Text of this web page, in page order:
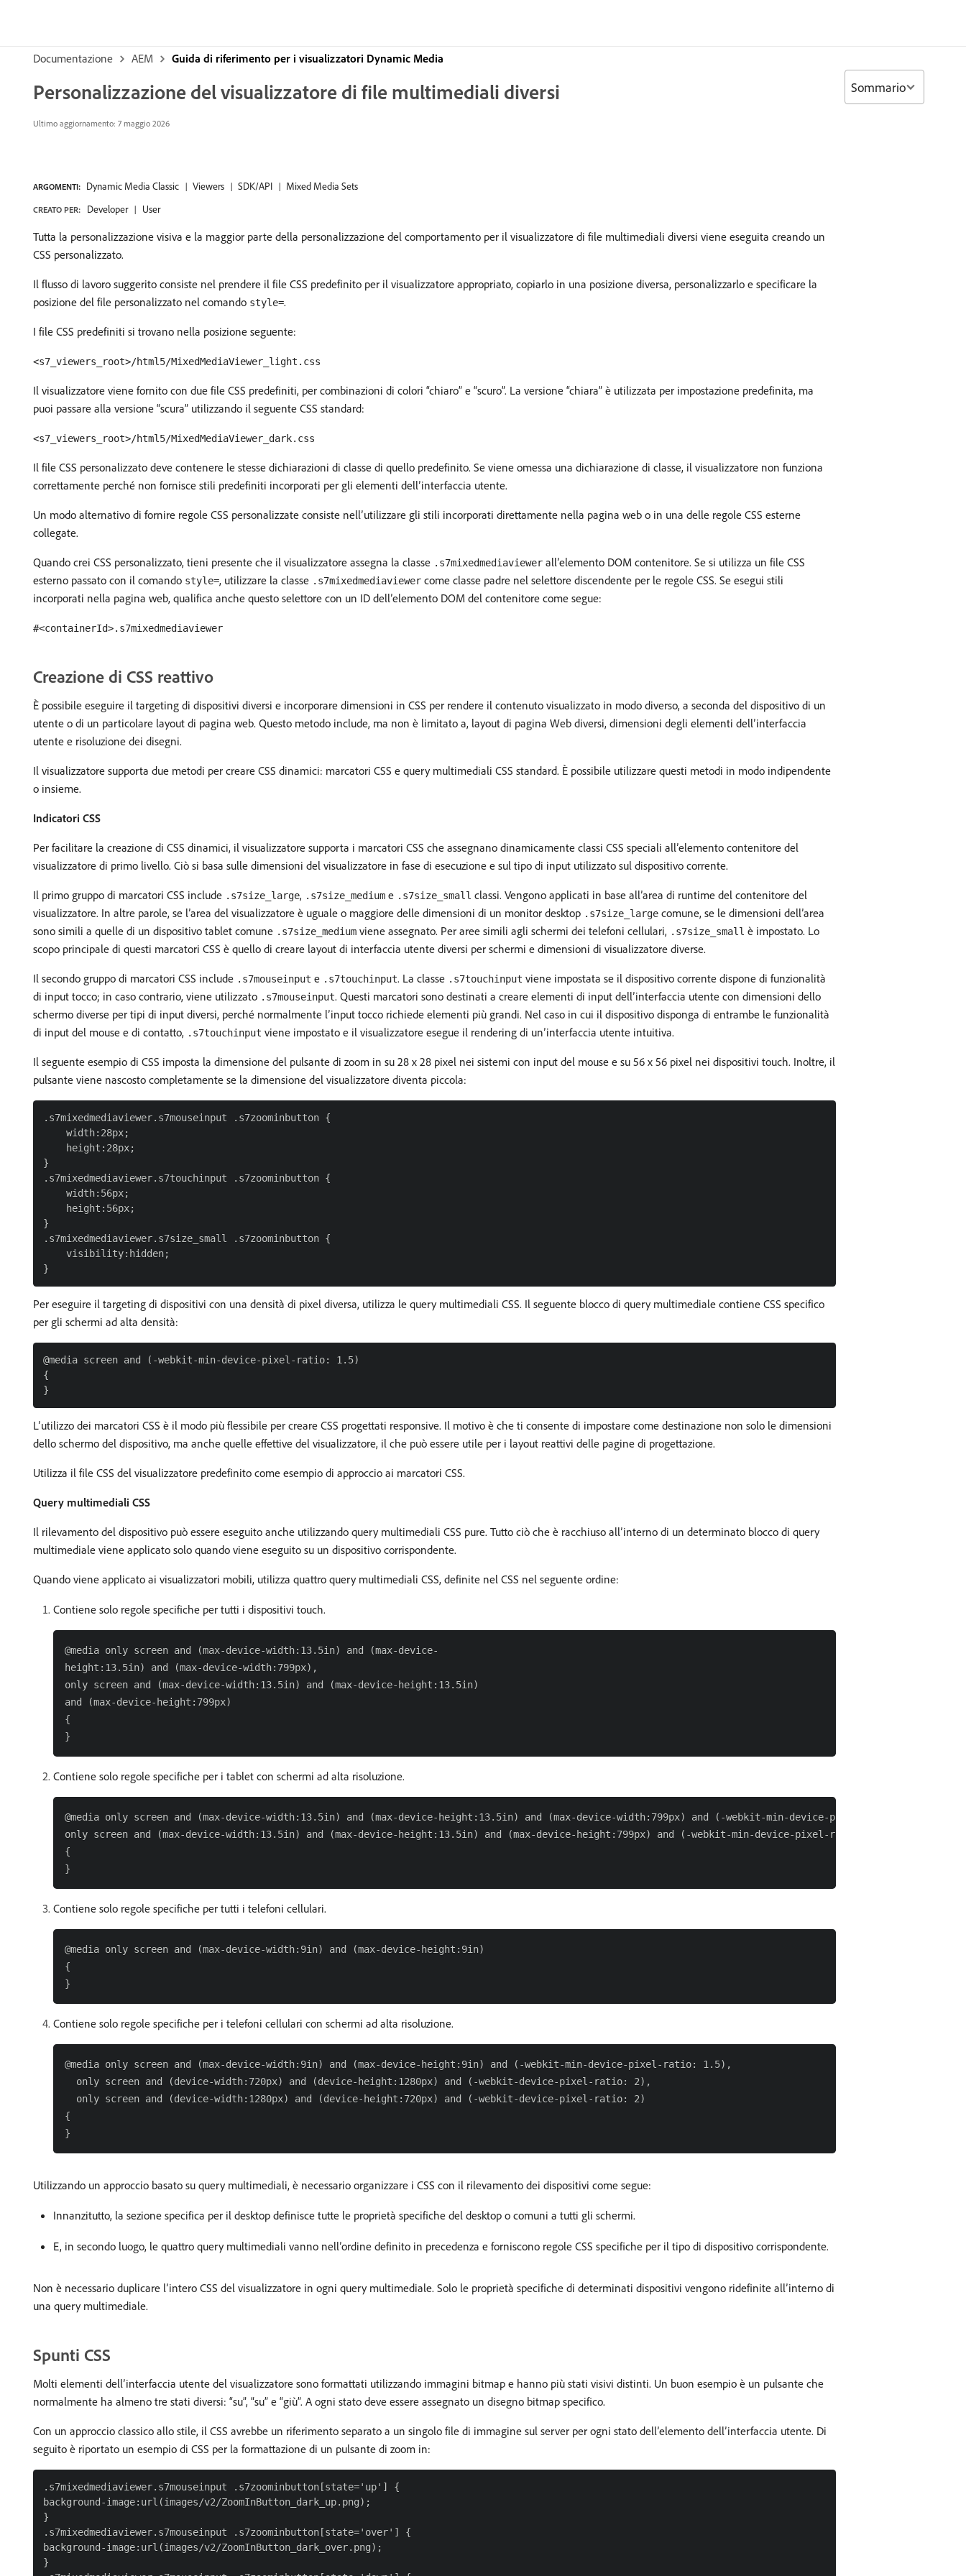
Documentazione AEM Guida di riferimento per i visualizzatori Dynamic Media
Personalizzazione del visualizzatore di file multimediali diversi
Ultimo aggiornamento: 7 maggio 2026
ARGOMENTI: Dynamic Media Classic Viewers SDK/API Mixed Media Sets
CREATO PER: Developer User
Tutta la personalizzazione visiva e la maggior parte della personalizzazione del comportamento per il visualizzatore di file multimediali diversi viene eseguita creando un
CSS personalizzato.
Il flusso di lavoro suggerito consiste nel prendere il file CSS predefinito per il visualizzatore appropriato, copiarlo in una posizione diversa, personalizzarlo e specificare la
posizione del file personalizzato nel comando style=.
I file CSS predefiniti si trovano nella posizione seguente:
<s7_viewers_root>/html5/MixedMediaViewer_light.css
Il visualizzatore viene fornito con due file CSS predefiniti, per combinazioni di colori “chiaro” e “scuro”. La versione “chiara” è utilizzata per impostazione predefinita, ma
puoi passare alla versione “scura” utilizzando il seguente CSS standard:
<s7_viewers_root>/html5/MixedMediaViewer_dark.css
Il file CSS personalizzato deve contenere le stesse dichiarazioni di classe di quello predefinito. Se viene omessa una dichiarazione di classe, il visualizzatore non funziona
correttamente perché non fornisce stili predefiniti incorporati per gli elementi dell’interfaccia utente.
Un modo alternativo di fornire regole CSS personalizzate consiste nell’utilizzare gli stili incorporati direttamente nella pagina web o in una delle regole CSS esterne
collegate.
Quando crei CSS personalizzato, tieni presente che il visualizzatore assegna la classe .s7mixedmediaviewer all’elemento DOM contenitore. Se si utilizza un file CSS
esterno passato con il comando style=, utilizzare la classe .s7mixedmediaviewer come classe padre nel selettore discendente per le regole CSS. Se esegui stili
incorporati nella pagina web, qualifica anche questo selettore con un ID dell’elemento DOM del contenitore come segue:
#<containerId>.s7mixedmediaviewer
Creazione di CSS reattivo
È possibile eseguire il targeting di dispositivi diversi e incorporare dimensioni in CSS per rendere il contenuto visualizzato in modo diverso, a seconda del dispositivo di un
utente o di un particolare layout di pagina web. Questo metodo include, ma non è limitato a, layout di pagina Web diversi, dimensioni degli elementi dell’interfaccia
utente e risoluzione dei disegni.
Il visualizzatore supporta due metodi per creare CSS dinamici: marcatori CSS e query multimediali CSS standard. È possibile utilizzare questi metodi in modo indipendente
o insieme.
Indicatori CSS
Per facilitare la creazione di CSS dinamici, il visualizzatore supporta i marcatori CSS che assegnano dinamicamente classi CSS speciali all’elemento contenitore del
visualizzatore di primo livello. Ciò si basa sulle dimensioni del visualizzatore in fase di esecuzione e sul tipo di input utilizzato sul dispositivo corrente.
Il primo gruppo di marcatori CSS include .s7size_large, .s7size_medium e .s7size_small classi. Vengono applicati in base all’area di runtime del contenitore del
visualizzatore. In altre parole, se l’area del visualizzatore è uguale o maggiore delle dimensioni di un monitor desktop .s7size_large comune, se le dimensioni dell’area
sono simili a quelle di un dispositivo tablet comune .s7size_medium viene assegnato. Per aree simili agli schermi dei telefoni cellulari, .s7size_small è impostato. Lo
scopo principale di questi marcatori CSS è quello di creare layout di interfaccia utente diversi per schermi e dimensioni di visualizzatore diverse.
Il secondo gruppo di marcatori CSS include .s7mouseinput e .s7touchinput. La classe .s7touchinput viene impostata se il dispositivo corrente dispone di funzionalità
di input tocco; in caso contrario, viene utilizzato .s7mouseinput. Questi marcatori sono destinati a creare elementi di input dell’interfaccia utente con dimensioni dello
schermo diverse per tipi di input diversi, perché normalmente l’input tocco richiede elementi più grandi. Nel caso in cui il dispositivo disponga di entrambe le funzionalità
di input del mouse e di contatto, .s7touchinput viene impostato e il visualizzatore esegue il rendering di un’interfaccia utente intuitiva.
Il seguente esempio di CSS imposta la dimensione del pulsante di zoom in su 28 x 28 pixel nei sistemi con input del mouse e su 56 x 56 pixel nei dispositivi touch. Inoltre, il
pulsante viene nascosto completamente se la dimensione del visualizzatore diventa piccola:
.s7mixedmediaviewer.s7mouseinput .s7zoominbutton {
    width:28px;
    height:28px;
}
.s7mixedmediaviewer.s7touchinput .s7zoominbutton {
    width:56px;
    height:56px;
}
.s7mixedmediaviewer.s7size_small .s7zoominbutton {
    visibility:hidden;
Per eseguire il targeting di dispositivi con una densità di pixel diversa, utilizza le query multimediali CSS. Il seguente blocco di query multimediale contiene CSS specifico
per gli schermi ad alta densità:
@media screen and (-webkit-min-device-pixel-ratio: 1.5)
{
L’utilizzo dei marcatori CSS è il modo più flessibile per creare CSS progettati responsive. Il motivo è che ti consente di impostare come destinazione non solo le dimensioni
dello schermo del dispositivo, ma anche quelle effettive del visualizzatore, il che può essere utile per i layout reattivi delle pagine di progettazione.
Utilizza il file CSS del visualizzatore predefinito come esempio di approccio ai marcatori CSS.
Query multimediali CSS
Il rilevamento del dispositivo può essere eseguito anche utilizzando query multimediali CSS pure. Tutto ciò che è racchiuso all’interno di un determinato blocco di query
multimediale viene applicato solo quando viene eseguito su un dispositivo corrispondente.
Quando viene applicato ai visualizzatori mobili, utilizza quattro query multimediali CSS, definite nel CSS nel seguente ordine:
Contiene solo regole specifiche per tutti i dispositivi touch.
@media only screen and (max-device-width:13.5in) and (max-device-
height:13.5in) and (max-device-width:799px),
only screen and (max-device-width:13.5in) and (max-device-height:13.5in)
and (max-device-height:799px)
{
Contiene solo regole specifiche per i tablet con schermi ad alta risoluzione.
@media only screen and (max-device-width:13.5in) and (max-device-height:13.5in) and (max-device-width:799px) and (-webkit-min-device-pixel-ratio:1.5),
only screen and (max-device-width:13.5in) and (max-device-height:13.5in) and (max-device-height:799px) and (-webkit-min-device-pixel-ratio:1.5)
{
Contiene solo regole specifiche per tutti i telefoni cellulari.
@media only screen and (max-device-width:9in) and (max-device-height:9in)
{
Contiene solo regole specifiche per i telefoni cellulari con schermi ad alta risoluzione.
@media only screen and (max-device-width:9in) and (max-device-height:9in) and (-webkit-min-device-pixel-ratio: 1.5),
  only screen and (device-width:720px) and (device-height:1280px) and (-webkit-device-pixel-ratio: 2),
  only screen and (device-width:1280px) and (device-height:720px) and (-webkit-device-pixel-ratio: 2)
{
Utilizzando un approccio basato su query multimediali, è necessario organizzare i CSS con il rilevamento dei dispositivi come segue:
Innanzitutto, la sezione specifica per il desktop definisce tutte le proprietà specifiche del desktop o comuni a tutti gli schermi.
E, in secondo luogo, le quattro query multimediali vanno nell’ordine definito in precedenza e forniscono regole CSS specifiche per il tipo di dispositivo corrispondente.
Non è necessario duplicare l’intero CSS del visualizzatore in ogni query multimediale. Solo le proprietà specifiche di determinati dispositivi vengono ridefinite all’interno di
una query multimediale.
Spunti CSS
Molti elementi dell’interfaccia utente del visualizzatore sono formattati utilizzando immagini bitmap e hanno più stati visivi distinti. Un buon esempio è un pulsante che
normalmente ha almeno tre stati diversi: “su”, “su” e “giù”. A ogni stato deve essere assegnato un disegno bitmap specifico.
Con un approccio classico allo stile, il CSS avrebbe un riferimento separato a un singolo file di immagine sul server per ogni stato dell’elemento dell’interfaccia utente. Di
seguito è riportato un esempio di CSS per la formattazione di un pulsante di zoom in:
.s7mixedmediaviewer.s7mouseinput .s7zoominbutton[state='up'] {
background-image:url(images/v2/ZoomInButton_dark_up.png);
}
.s7mixedmediaviewer.s7mouseinput .s7zoominbutton[state='over'] {
background-image:url(images/v2/ZoomInButton_dark_over.png);
}
Sommario